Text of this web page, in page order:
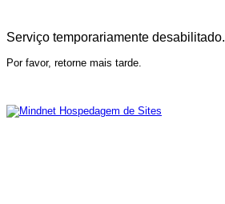
Serviço temporariamente desabilitado.
Por favor, retorne mais tarde.